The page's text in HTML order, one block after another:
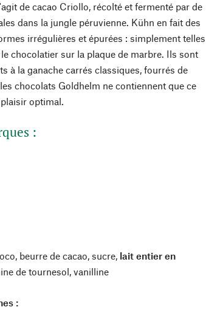
de cacao Criollo, récolté et fermenté par de
dans la jungle péruvienne. Kühn en fait des
irrégulières et épurées : simplement telles
chocolatier sur la plaque de marbre. Ils sont
à la ganache carrés classiques, fourrés de
chocolats Goldhelm ne contiennent que ce
optimal.
:
beurre de cacao, sucre, lait entier en
de tournesol, vanilline
: